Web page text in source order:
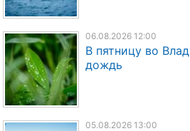
06.08.2026 12:00
В пятницу во
дождь
05.08.2026 13:00